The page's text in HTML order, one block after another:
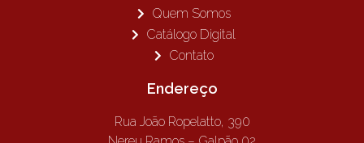
Quem Somos
Catálogo Digital
Contato
Endereço
Rua João Ropelatto, 390